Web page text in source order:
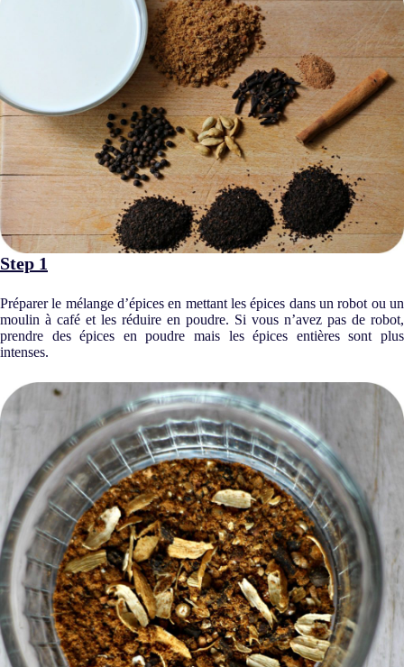
Step 1
Préparer le mélange d’épices en mettant les épices dans un robot ou un
moulin à café et les réduire en poudre. Si vous n’avez pas de robot,
prendre des épices en poudre mais les épices entières sont plus
intenses.